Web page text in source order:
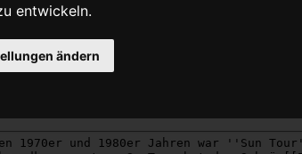
entwickeln.
ändern
beschränkt, die der Gruppe „